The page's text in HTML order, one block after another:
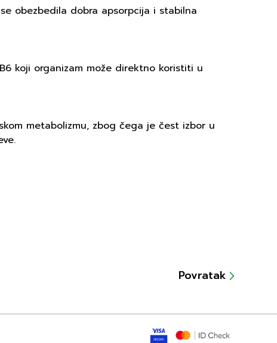
obezbedila dobra apsorpcija i stabilna
koji organizam može direktno koristiti u
metabolizmu, zbog čega je čest izbor u
Povratak